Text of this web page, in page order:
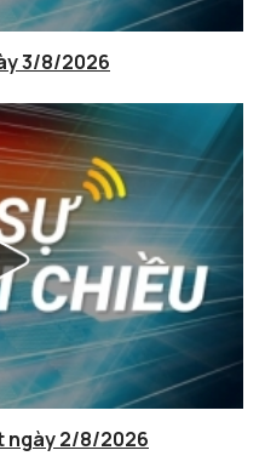
3/8/2026
ngày 2/8/2026